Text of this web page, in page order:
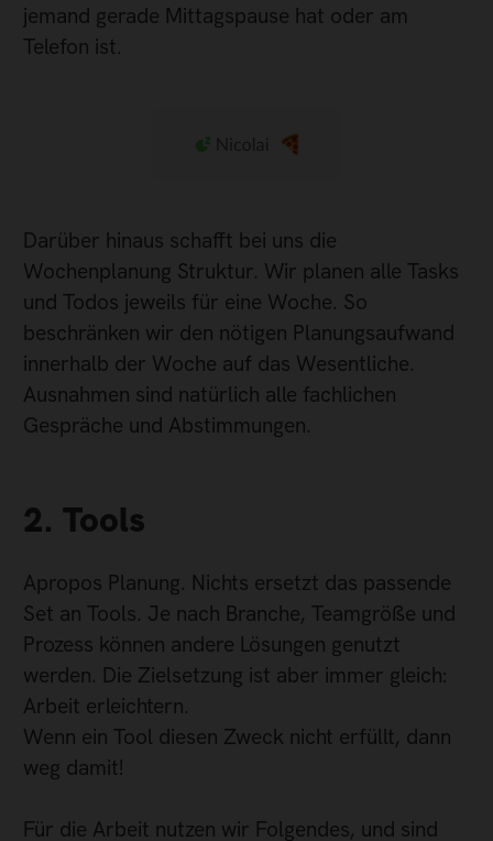
jemand gerade Mittagspause hat oder am
Telefon ist.
Darüber hinaus schafft bei uns die
Wochenplanung Struktur. Wir planen alle Tasks
und Todos jeweils für eine Woche. So
beschränken wir den nötigen Planungsaufwand
innerhalb der Woche auf das Wesentliche.
Ausnahmen sind natürlich alle fachlichen
Gespräche und Abstimmungen.
2. Tools
Apropos Planung. Nichts ersetzt das passende
Set an Tools. Je nach Branche, Teamgröße und
Prozess können andere Lösungen genutzt
werden. Die Zielsetzung ist aber immer gleich:
Arbeit erleichtern.
Wenn ein Tool diesen Zweck nicht erfüllt, dann
weg damit!
Für die Arbeit nutzen wir Folgendes, und sind